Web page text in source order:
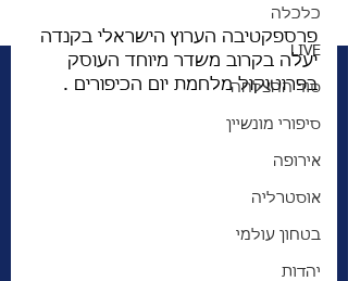
כלכלה
LIVE
סוד ההצלחה
סיפורי מונשיין
אירופה
אוסטרליה
בטחון עולמי
יהדות
פרספקטיבה הערוץ הישראלי בקנדה
יעלה בקרוב משדר מיוחד העוסק
בפרוטוקול מלחמת יום הכיפורים .